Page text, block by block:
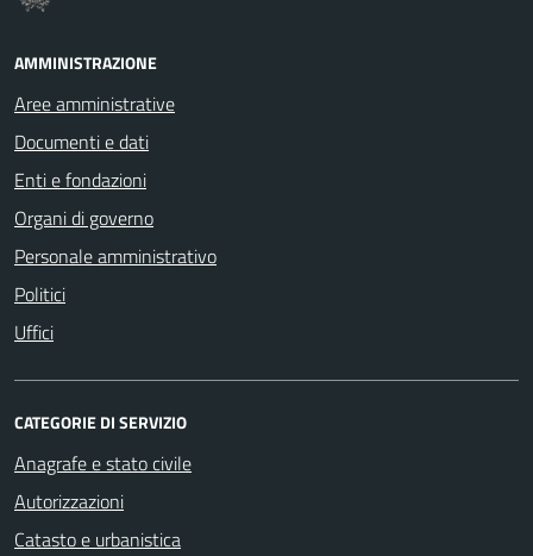
AMMINISTRAZIONE
Aree amministrative
Documenti e dati
Enti e fondazioni
Organi di governo
Personale amministrativo
Politici
Uffici
CATEGORIE DI SERVIZIO
Anagrafe e stato civile
Autorizzazioni
Catasto e urbanistica